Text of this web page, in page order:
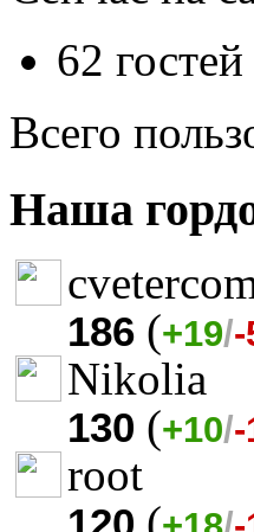
62 гостей
Всего
Наша
186 (+19/-
Nikolia
130 (+10/-
root
(